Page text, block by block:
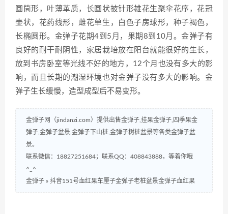
圆筒形，叶薄革质，长圆状披针形雄花生聚伞花序，花冠
壶状，花药线形，雌花单生，白色子房球形，种子褐色，
长椭圆形。金弹子花期4到5月，果期8到10月。金弹子有
良好的耐干耐阴性，家居栽培放在阳台就能很好的生长，
放到书房卧室等光线不好的地方，12个月也没有多大的影
响，而且长期的潮湿环境也对金弹子没有多大的影响。金
弹子生长缓慢，造型成型后不易变形。
金弹子网（jindanzi.com）提供出售金弹子,挂果金弹子,四季果金
弹子,金弹子盆景,金弹子下山桩,金弹子树桩盆景等各类金弹子盆
景。
联系微信：18827251684；联系QQ：408843888，等着你哦
^_^
金弹子 » 抖音151号血红果车厘子金弹子老桩盆景金弹子血红果